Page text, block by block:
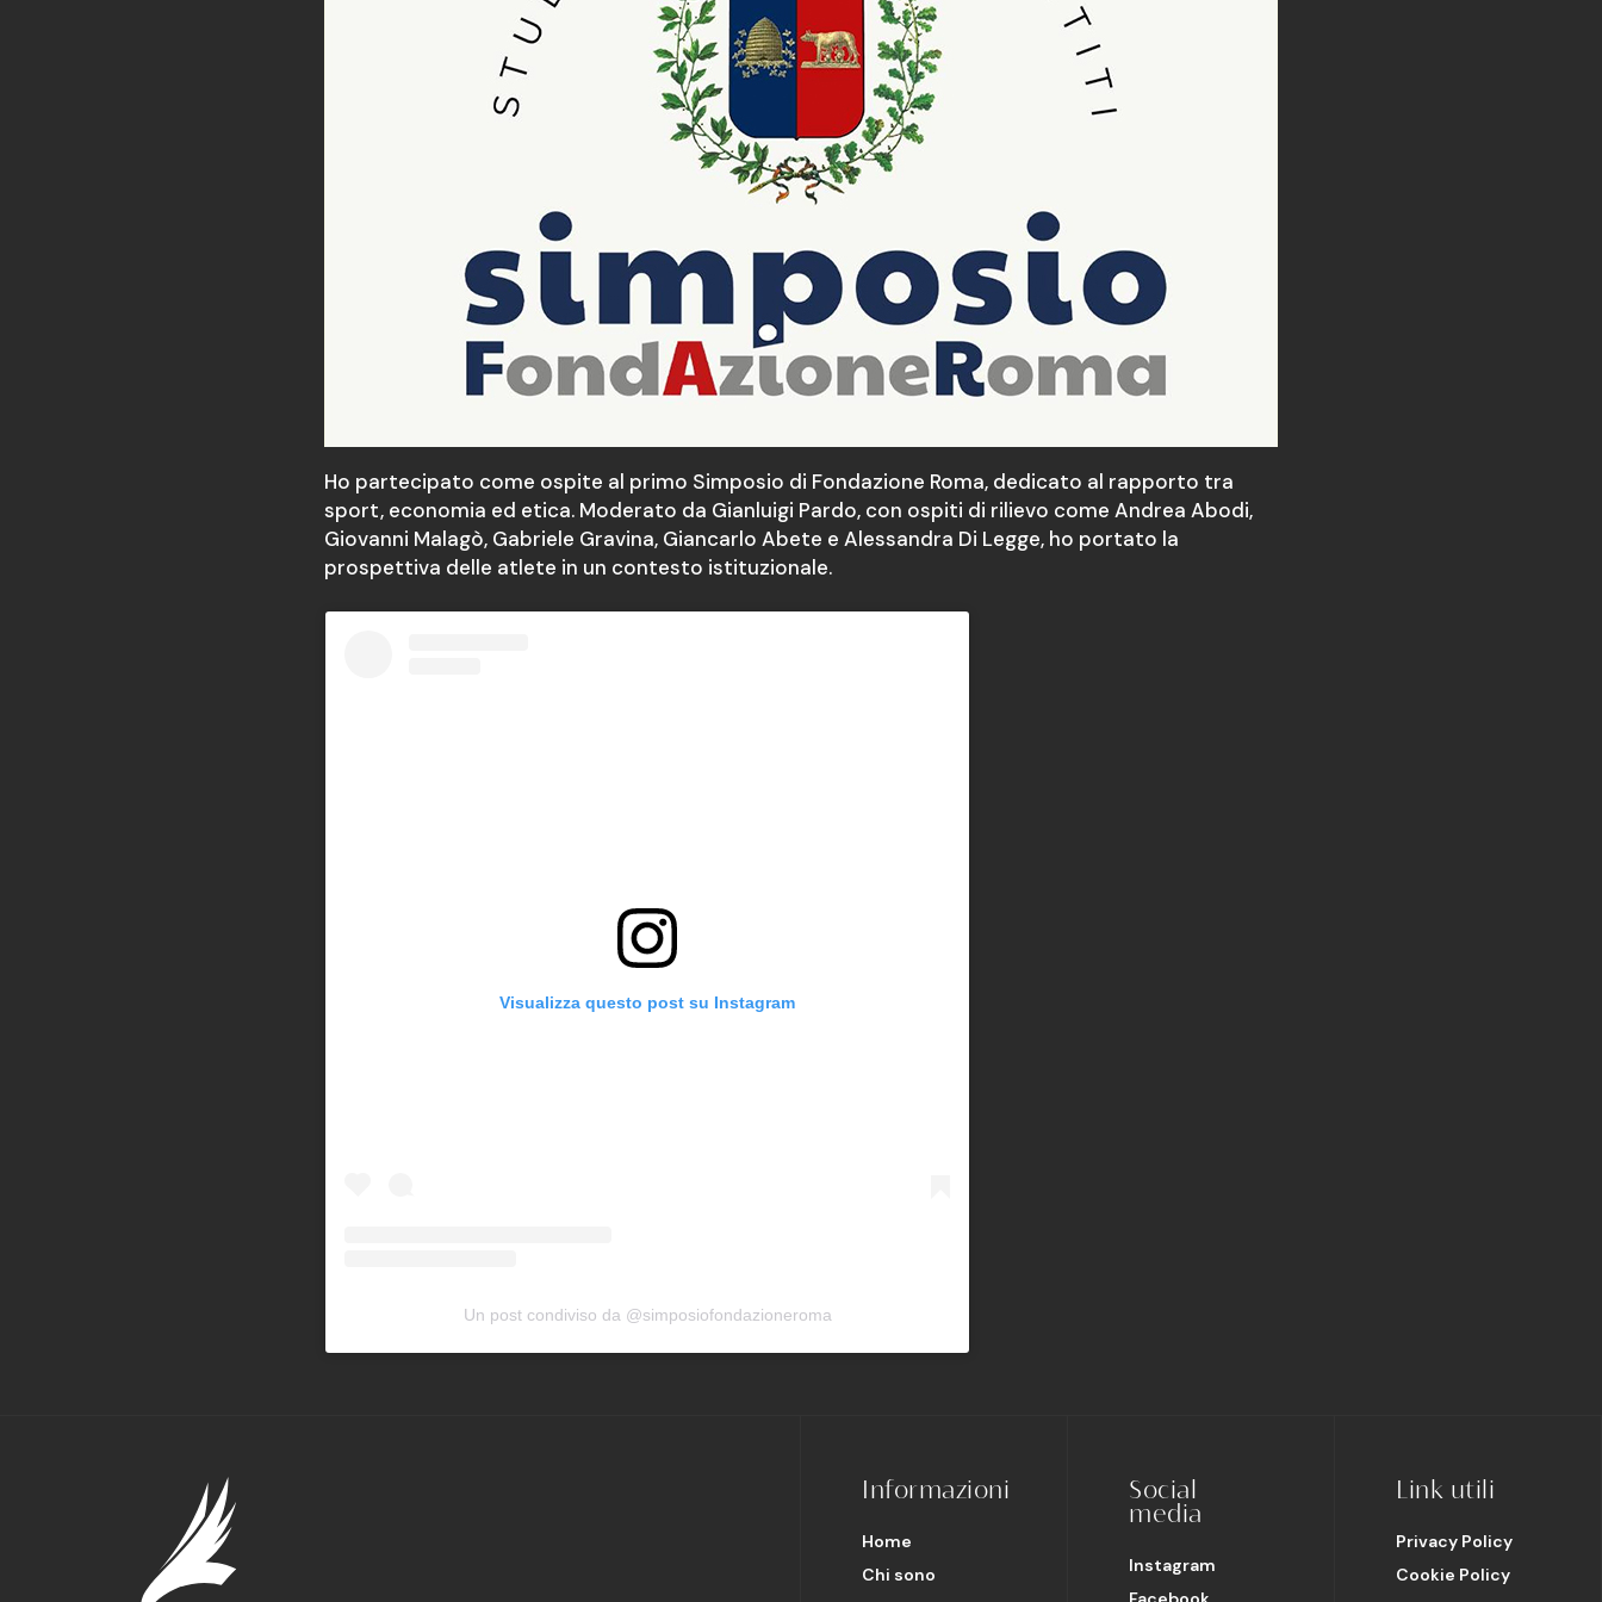
Ho partecipato come ospite al primo Simposio di Fondazione Roma, dedicato al rapporto tra
sport, economia ed etica. Moderato da Gianluigi Pardo, con ospiti di rilievo come Andrea Abodi,
Giovanni Malagò, Gabriele Gravina, Giancarlo Abete e Alessandra Di Legge, ho portato la
prospettiva delle atlete in un contesto istituzionale.
Visualizza questo post su Instagram
Un post condiviso da @simposiofondazioneroma
Informazioni
Home
Chi sono
Social
media
Instagram
Link utili
Privacy Policy
Cookie Policy